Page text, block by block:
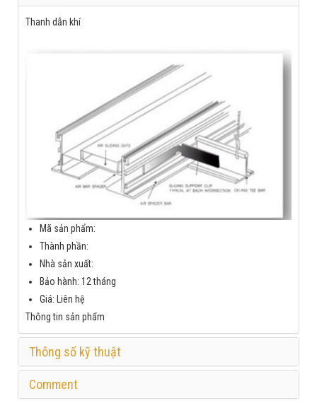
Thanh dẫn khí
Mã sản phẩm:
Thành phần:
Nhà sản xuất:
Bảo hành: 12 tháng
Giá: Liên hệ
Thông tin sản phẩm
Thông số kỹ thuật
Comment